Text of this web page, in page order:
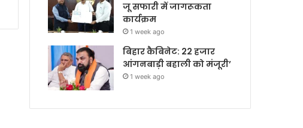
जू सफारी में जागरूकता
कार्यक्रम
1 week ago
बिहार कैबिनेट: 22 हजार
आंगनबाड़ी बहाली को मंजूरी’
1 week ago